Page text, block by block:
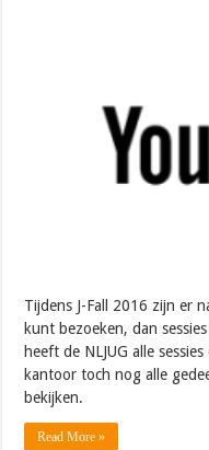
Tijdens J-Fall 2016 zijn er
kunt bezoeken, dan
heeft de NLJUG alle
kantoor toch nog alle
bekijken.
Read More »